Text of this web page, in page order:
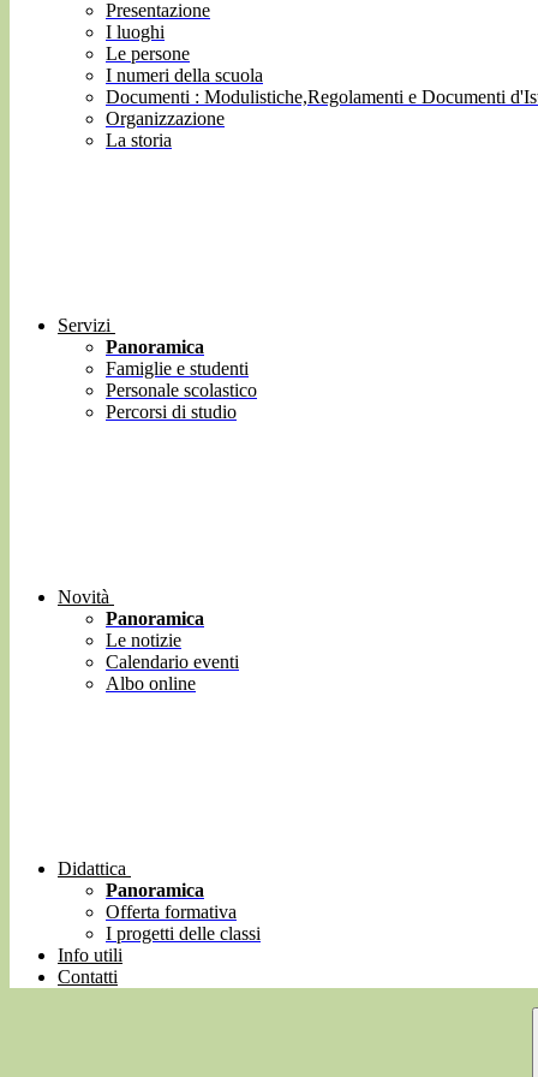
Presentazione
I luoghi
Le persone
I numeri della scuola
Documenti : Modulistiche,Regolamenti e Documenti
Organizzazione
La storia
Servizi
Panoramica
Famiglie e studenti
Personale scolastico
Percorsi di studio
Novità
Panoramica
Le notizie
Calendario eventi
Albo online
Didattica
Panoramica
Offerta formativa
I progetti delle classi
Info utili
Contatti